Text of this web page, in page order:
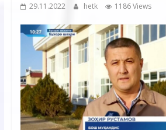
29.11.2022 hetk 1186 Views